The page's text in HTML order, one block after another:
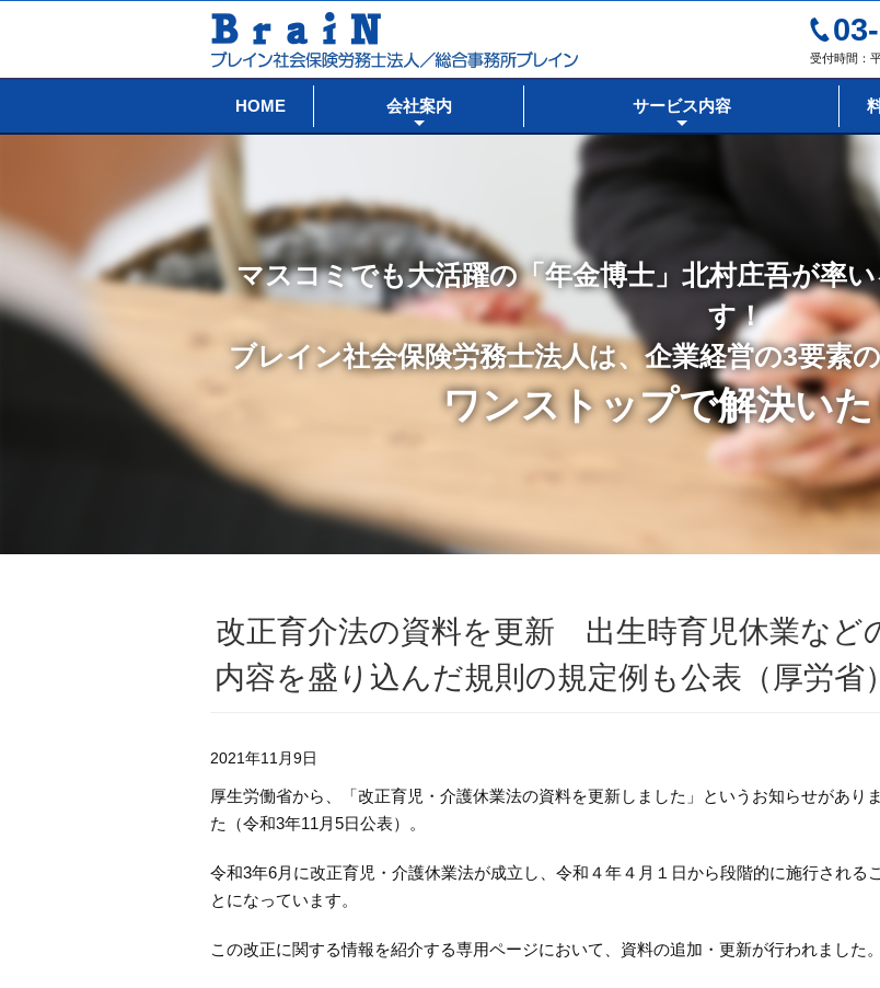
受付時間：
HOME 会社案内 サービス内容
マスコミでも大活躍の「年金博士」北村庄吾が率
す！
ブレイン社会保険労務士法人は、企業経営の3要素
ワンストップで解決いた
改正育介法の資料を更新 出生時育児休業など
内容を盛り込んだ規則の規定例も公表（厚労省）
2021年11月9日
厚生労働省から、「改正育児・介護休業法の資料を更新しました」というお知らせがあり
た（令和3年11月5日公表）。
令和3年6月に改正育児・介護休業法が成立し、令和４年４月１日から段階的に施行されるこ
とになっています。
この改正に関する情報を紹介する専用ページにおいて、資料の追加・更新が行われました。